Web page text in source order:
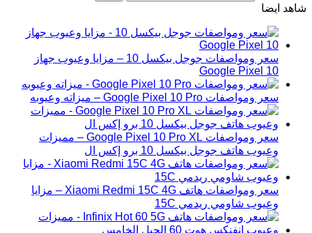
شاهد ايضا
سعر ومواصفات جوجل بيكسل 10 – مزايا وعيوب جهاز
Google Pixel 10
سعر ومواصفات Google Pixel 10 Pro – ميزاته وعيوبه
سعر ومواصفات Google Pixel 10 Pro XL – مميزات
وعيوب هاتف جوجل بيكسل 10 برو إكس ال
سعر ومواصفات هاتف Xiaomi Redmi 15C 4G – مزايا
وعيوب شاومي ريدمي 15C